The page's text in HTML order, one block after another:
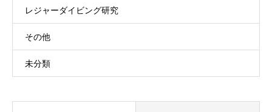
レジャーダイビング研究
その他
未分類